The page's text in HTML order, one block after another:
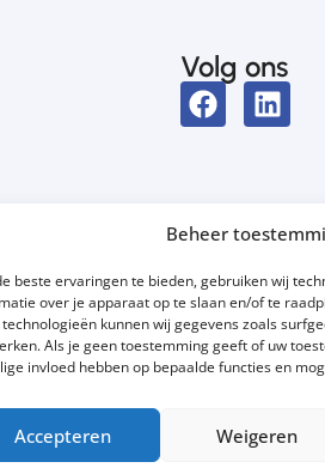
Beheer
beste ervaringen te bieden, gebruiken wij
over je apparaat op te slaan en/of te
kunnen wij gegevens zoals
Als je geen toestemming geeft of uw
invloed hebben op bepaalde functies en
Accepteren Weigeren
Volg ons